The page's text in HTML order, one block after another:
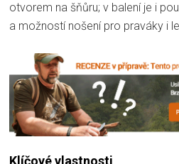
otvorem na šňůru; v balení je i
a možností nošení pro praváky i